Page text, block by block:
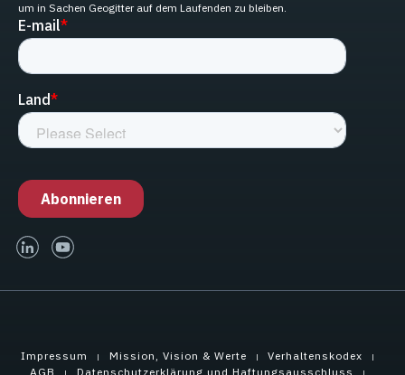
um in Sachen Geogitter auf dem Laufenden zu bleiben.
linked-inyoutube
Impressum Mission, Vision & Werte
Verhaltenskodex
AGB
Datenschutzerklärung und Haftungsausschluss